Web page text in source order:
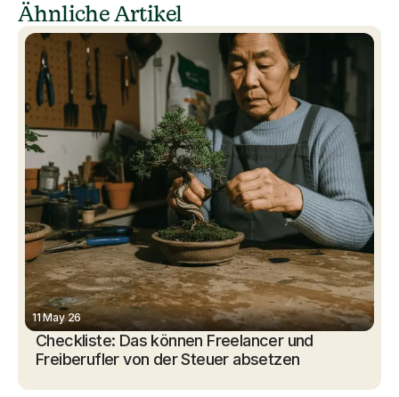
Ähnliche Artikel
11 May 26
Checkliste: Das können Freelancer und
Freiberufler von der Steuer absetzen